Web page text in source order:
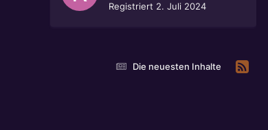
Registriert 2. Juli 2024
Die neuesten Inhalte